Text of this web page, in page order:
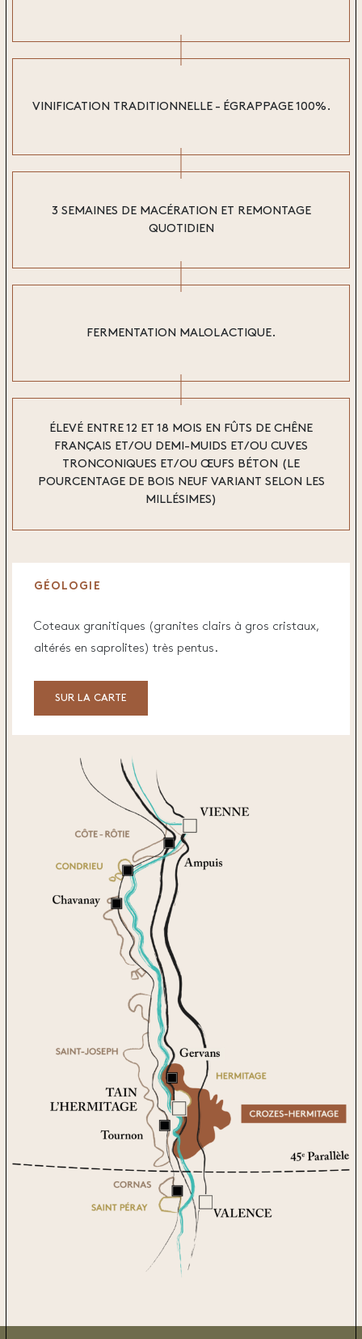
VINIFICATION TRADITIONNELLE - ÉGRAPPAGE 100%.
3 SEMAINES DE MACÉRATION ET REMONTAGE
QUOTIDIEN
FERMENTATION MALOLACTIQUE.
ÉLEVÉ ENTRE 12 ET 18 MOIS EN FÛTS DE CHÊNE
FRANÇAIS ET/OU DEMI-MUIDS ET/OU CUVES
TRONCONIQUES ET/OU ŒUFS BÉTON (LE
POURCENTAGE DE BOIS NEUF VARIANT SELON LES
MILLÉSIMES)
GÉOLOGIE
Coteaux granitiques (granites clairs à gros cristaux,
altérés en saprolites) très pentus.
SUR LA CARTE